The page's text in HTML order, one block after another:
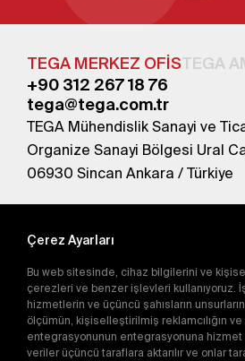
TEGA MERKEZ OFİSTEGA
+90 312 267 18 76
tega@tega.com.tr
TEGA Mühendislik Sanayi ve
Organize Sanayi Bölgesi Ural
06930 Sincan Ankara / Türkiye
abone olun.
Abone olarakGizlilik
olursunuz.
Çerez Ayarları
Bu web sitesinde, cihaz bilgilerini ve
çerezleri ve benzer işlevleri kullanıyoruz.
hizmetlerin ve üçüncü şahısların
ölçümün, kişiselleştirilmiş reklamcılığın
entegrasyonunun entegrasyonuna hizmet
veriler üçüncü taraflara aktarılır ve onlar